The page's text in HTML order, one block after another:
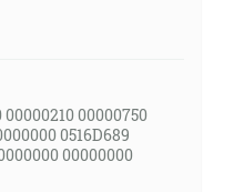
00000750
0516D689
00000000